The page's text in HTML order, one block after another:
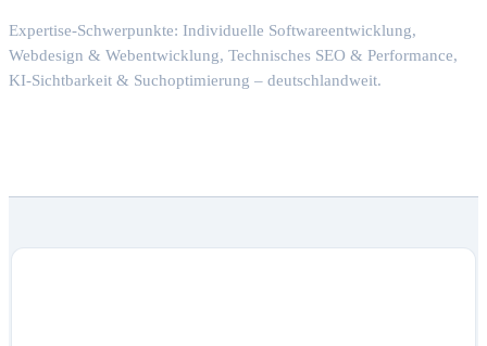
Expertise-Schwerpunkte: Individuelle Softwareentwicklung,
Webdesign & Webentwicklung, Technisches SEO & Performance,
KI-Sichtbarkeit & Suchoptimierung – deutschlandweit.